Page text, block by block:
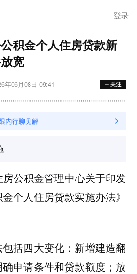
登录
积金个人住房贷款新
宽
年06月08日 09:41
公积金管理中心关于印发
金个人住房贷款实施办法》
括四大变化：新增建造翻
申请条件和贷款额度；放